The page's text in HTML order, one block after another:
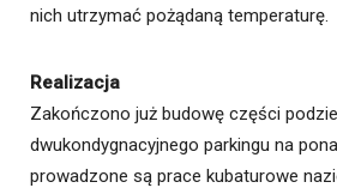
nich utrzymać pożądaną temperaturę.
Realizacja
Zakończono już budowę części
dwukondygnacyjnego parkingu na
prowadzone są prace kubaturowe